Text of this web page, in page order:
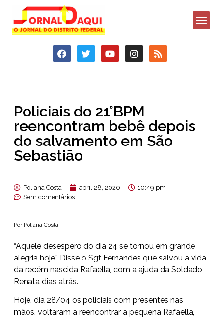
Policiais do 21°BPM
reencontram bebê depois
do salvamento em São
Sebastião
Poliana Costa abril 28, 2020
10:49 pm
Sem comentários
Por Poliana Costa
“Aquele desespero do dia 24 se tornou em grande
alegria hoje.” Disse o Sgt Fernandes que salvou a vida
da recém nascida Rafaella, com a ajuda da Soldado
Renata dias atrás.
Hoje, dia 28/04 os policiais com presentes nas
mãos, voltaram a reencontrar a pequena Rafaella,